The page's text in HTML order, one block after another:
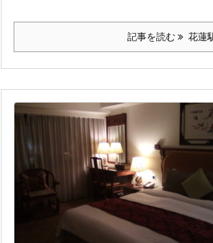
記事を読む 花蓮